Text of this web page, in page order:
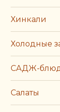
Хинкали
Холодные
САДЖ-
Салаты